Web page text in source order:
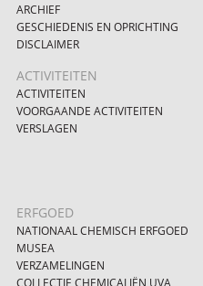
ARCHIEF
GESCHIEDENIS EN OPRICHTING
DISCLAIMER
ACTIVITEITEN
ACTIVITEITEN
VOORGAANDE ACTIVITEITEN
VERSLAGEN
ERFGOED
NATIONAAL CHEMISCH ERFGOED
MUSEA
VERZAMELINGEN
COLLECTIE CHEMICALIËN UVA